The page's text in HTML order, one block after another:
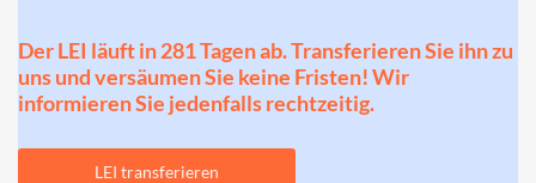
Der LEI läuft in 281 Tagen ab. Transferieren Sie ihn zu
uns und versäumen Sie keine Fristen! Wir
informieren Sie jedenfalls rechtzeitig.
LEI transferieren